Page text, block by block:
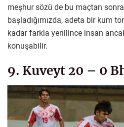
meşhur sözü de bu maçtan
başladığımızda, adeta bir kum
kadar farkla yenilince insan
konuşabilir.
9. Kuveyt 20 – 0